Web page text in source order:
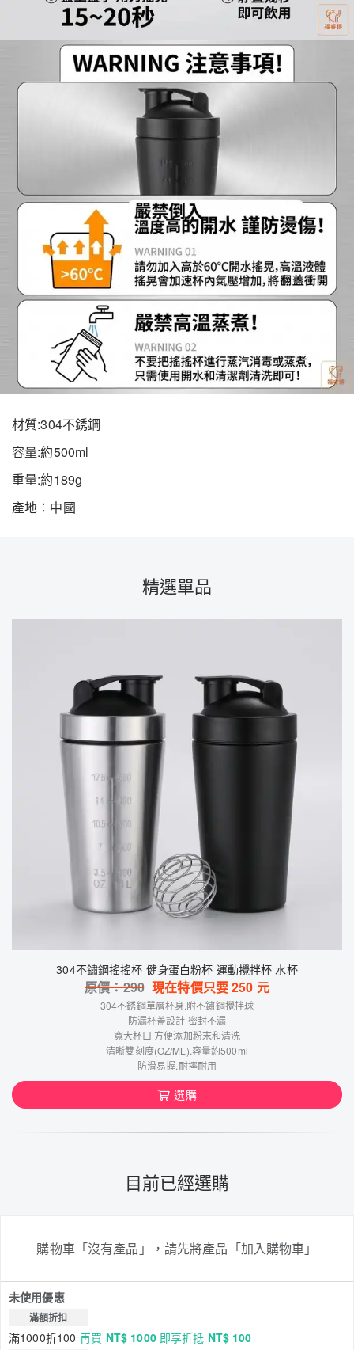
材質:304不銹鋼
容量:約500ml
重量:約189g
產地：中國
精選單品
304不鏽鋼搖搖杯 健身蛋白粉杯 運動攪拌杯 水杯
原價：290 現在特價只要250 元
304不銹鋼單層杯身.附不鏽鋼攪拌球
防漏杯蓋設計 密封不漏
寬大杯口 方便添加粉末和清洗
清晰雙刻度(OZ/ML).容量約500ml
防滑易握.耐摔耐用
選購
目前已經選購
購物車「沒有產品」，請先將產品「加入購物車」
未使用優惠
滿額折扣
滿1000折100 再買 NT$ 1000即享折抵 NT$ 100